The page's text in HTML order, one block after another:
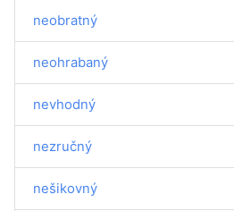
neobratný
neohrabaný
nevhodný
nezručný
nešikovný